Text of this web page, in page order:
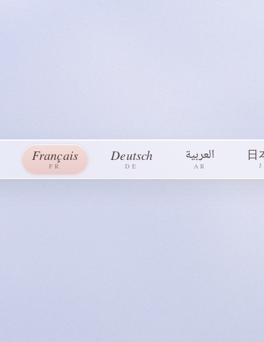
Français
FR
Deutsch
DE
العربية
AR
日